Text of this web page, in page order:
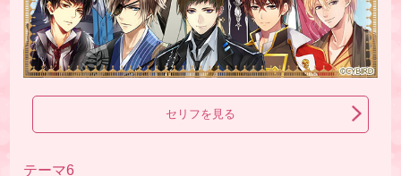
セリフを見る
テーマ6